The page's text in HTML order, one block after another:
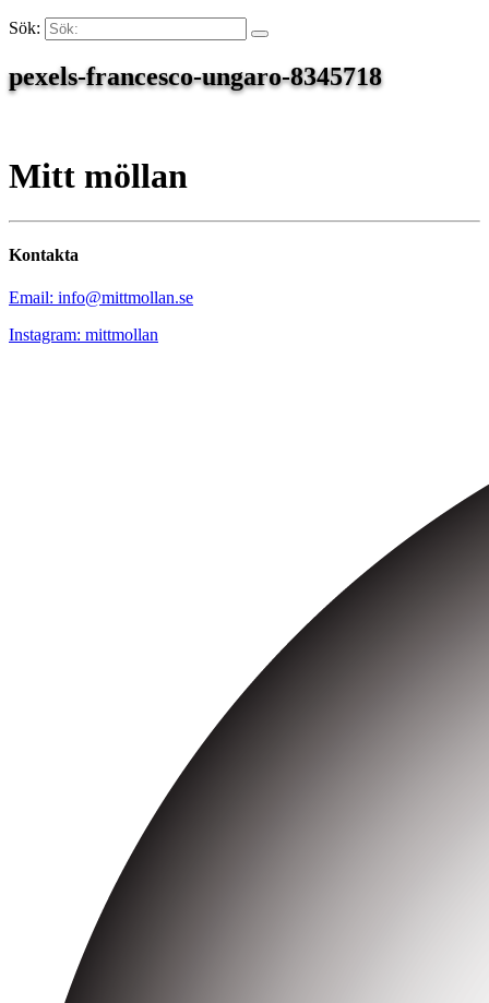
Sök:
Search
pexels-francesco-ungaro-8345718
Mitt möllan
Kontakta
Email: info@mittmollan.se
Instagram: mittmollan